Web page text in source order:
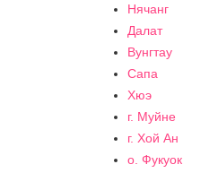
Нячанг
Далат
Вунгтау
Сапа
Хюэ
г. Муйне
г. Хой Ан
о. Фукуок